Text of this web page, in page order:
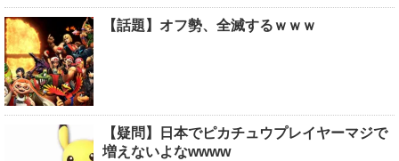
【話題】オフ勢、全滅するｗｗｗ
【疑問】日本でピカチュウプレイヤーマジで
増えないよなwwww